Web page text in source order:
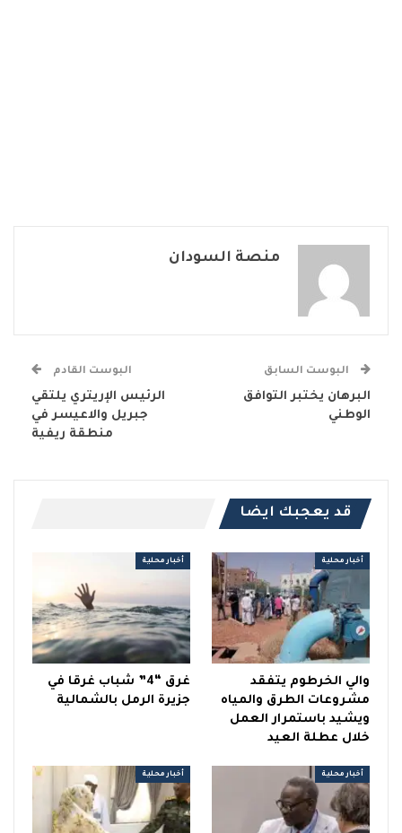
منصة السودان
البوست السابق
البرهان يختبر التوافق
الوطني
البوست القادم
الرئيس الإريتري يلتقي
جبريل والاعيسر في
منطقة ريفية
قد يعجبك ايضا
أخبار محلية
والي الخرطوم يتفقد
مشروعات الطرق والمياه
ويشيد باستمرار العمل
خلال عطلة العيد
أخبار محلية
غرق “4” شباب غرقا في
جزيرة الرمل بالشمالية
أخبار محلية أخبار محلية